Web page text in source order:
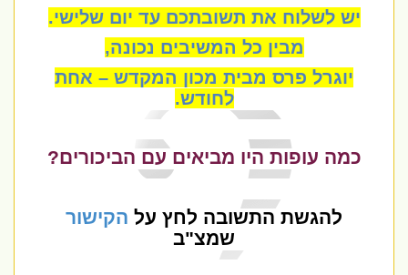
יש לשלוח את תשובתכם עד יום שלישי.
מבין כל המשיבים נכונה,
יוגרל פרס מבית מכון המקדש – אחת
לחודש.
כמה עופות היו מביאים עם הביכורים?
להגשת התשובה לחץ עלהקישור
שמצ"ב